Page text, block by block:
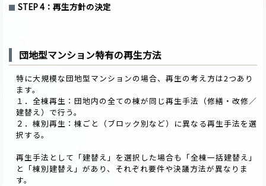
STEP 4：再生方針の決定
団地型マンション特有の再生方法
特に大規模な団地型マンションの場合、再生の考え方は2つあり
ます。
１．全棟再生：団地内の全ての棟が同じ再生手法（修繕・改修／
建替え）で行う。
２．棟別再生：棟ごと（ブロック別など）に異なる再生手法を選
択する。
再生手法として「建替え」を選択した場合も「全棟一括建替え」
と「棟別建替え」があり、それぞれ要件や決議方法が異なりま
す。